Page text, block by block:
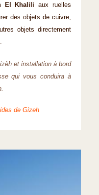
El Khaliliaux ruelles
des objets de cuivre,
objets directement
et installation à bord
qui vous conduira à
de Gizeh